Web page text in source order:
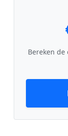
Bereken